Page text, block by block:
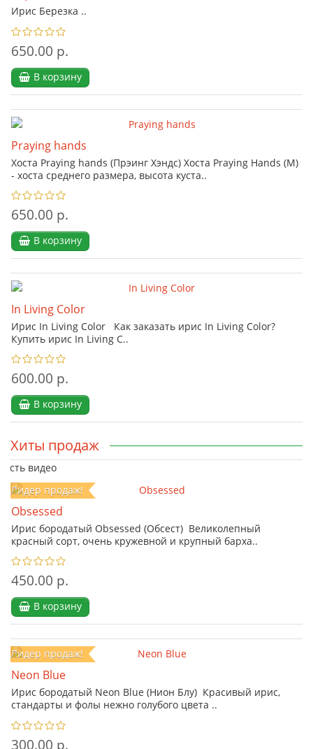
Ирис Березка ..
650.00 р.
В корзину
Praying hands
Хоста Praying hands (Прэинг Хэндс) Хоста Praying Hands (M)
- хоста среднего размера, высота куста..
650.00 р.
В корзину
In Living Color
Ирис In Living Color Как заказать ирис In Living Color?
Купить ирис In Living C..
600.00 р.
В корзину
Хиты продаж
Есть видео
Лидер продаж!
Obsessed
Ирис бородатый Obsessed (Обсест) Великолепный
красный сорт, очень кружевной и крупный барха..
450.00 р.
В корзину
Лидер продаж!
Neon Blue
Ирис бородатый Neon Blue (Нион Блу) Красивый ирис,
стандарты и фолы нежно голубого цвета ..
300.00 р.